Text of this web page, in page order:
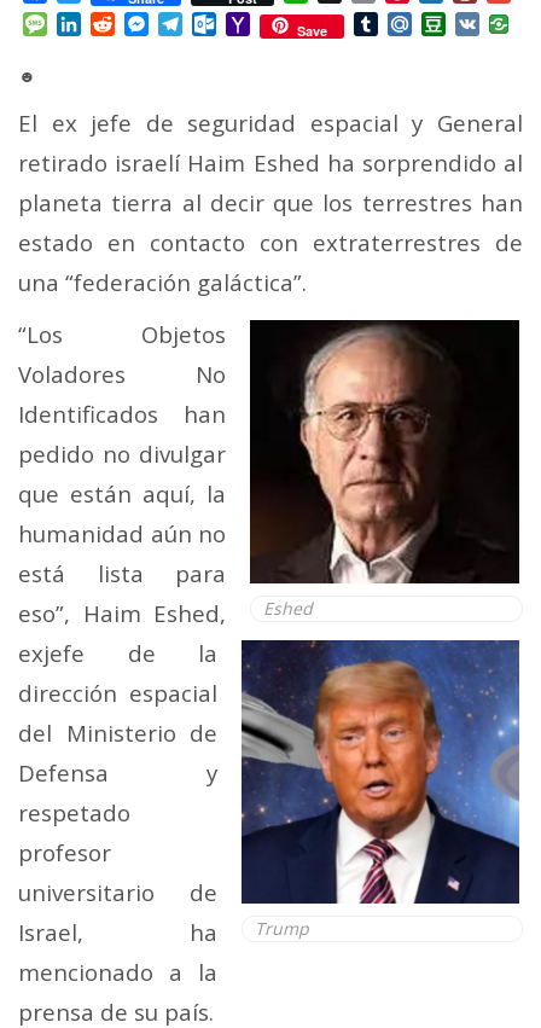
Mail
Message
LinkedInRedditMessenger
TelegramOutlook.com
YahooSave TumblrMail.RuDouban
VK
☻
El ex jefe de seguridad espacial y General
retirado israelí Haim Eshed ha sorprendido al
planeta tierra al decir que los terrestres han
estado en contacto con extraterrestres de
una “federación galáctica”.
Eshed
Trump
“Los Objetos
Voladores No
Identificados han
pedido no divulgar
que están aquí, la
humanidad aún no
está lista para
eso”, Haim Eshed,
exjefe de la
dirección espacial
del Ministerio de
Defensa y
respetado
profesor
universitario de
Israel, ha
mencionado a la
prensa de su país.